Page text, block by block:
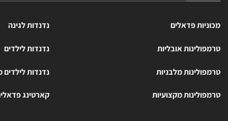
מכוניות פדאלים
טרמפולינות אובליות
טרמפולינות מלבניות
טרמפולינות מקצועיות
נדנדות לגינה
נדנדות לילדים
נדנדות
קארטינג